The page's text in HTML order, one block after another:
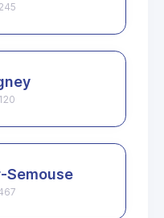
Semouse